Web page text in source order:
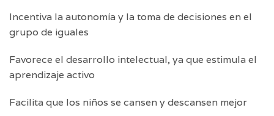
Incentiva la autonomía y la toma de decisiones en el
grupo de iguales
Favorece el desarrollo intelectual, ya que estimula el
aprendizaje activo
Facilita que los niños se cansen y descansen mejor